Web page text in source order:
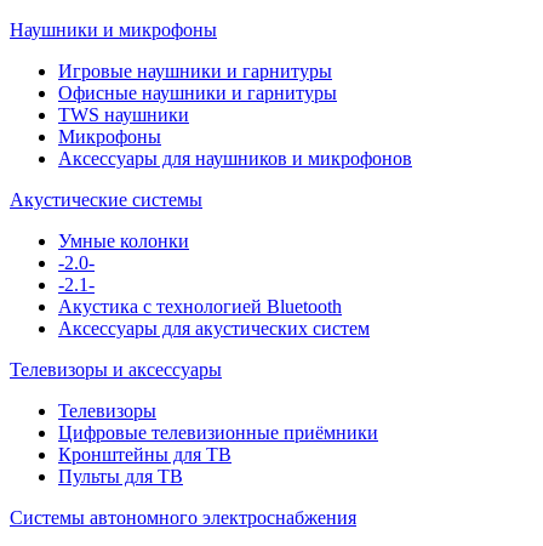
Наушники и микрофоны
Игровые наушники и гарнитуры
Офисные наушники и гарнитуры
TWS наушники
Микрофоны
Аксессуары для наушников и микрофонов
Акустические системы
Умные колонки
-2.0-
-2.1-
Акустика с технологией Bluetooth
Аксессуары для акустических систем
Телевизоры и аксессуары
Телевизоры
Цифровые телевизионные приёмники
Кронштейны для ТВ
Пульты для ТВ
Системы автономного электроснабжения